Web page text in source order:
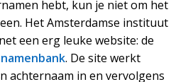
hebt, kun je niet om het
Het Amsterdamse instituut
een erg leuke website: de
. De site werkt
achternaam in en vervolgens